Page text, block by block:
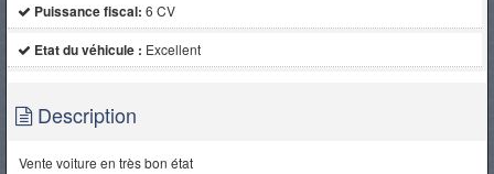
Puissance fiscal: 6 CV
Etat du véhicule : Excellent
Description
Vente voiture en très bon état